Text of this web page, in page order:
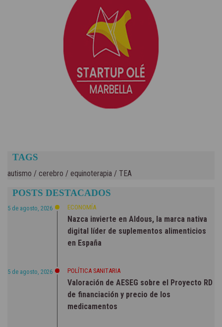
TAGS
autismo / cerebro / equinoterapia / TEA
POSTS DESTACADOS
5 de agosto, 2026 ECONOMÍA
Nazca invierte en Aldous, la marca nativa
digital líder de suplementos alimenticios
en España
5 de agosto, 2026 POLÍTICA SANITARIA
Valoración de AESEG sobre el Proyecto RD
de financiación y precio de los
medicamentos